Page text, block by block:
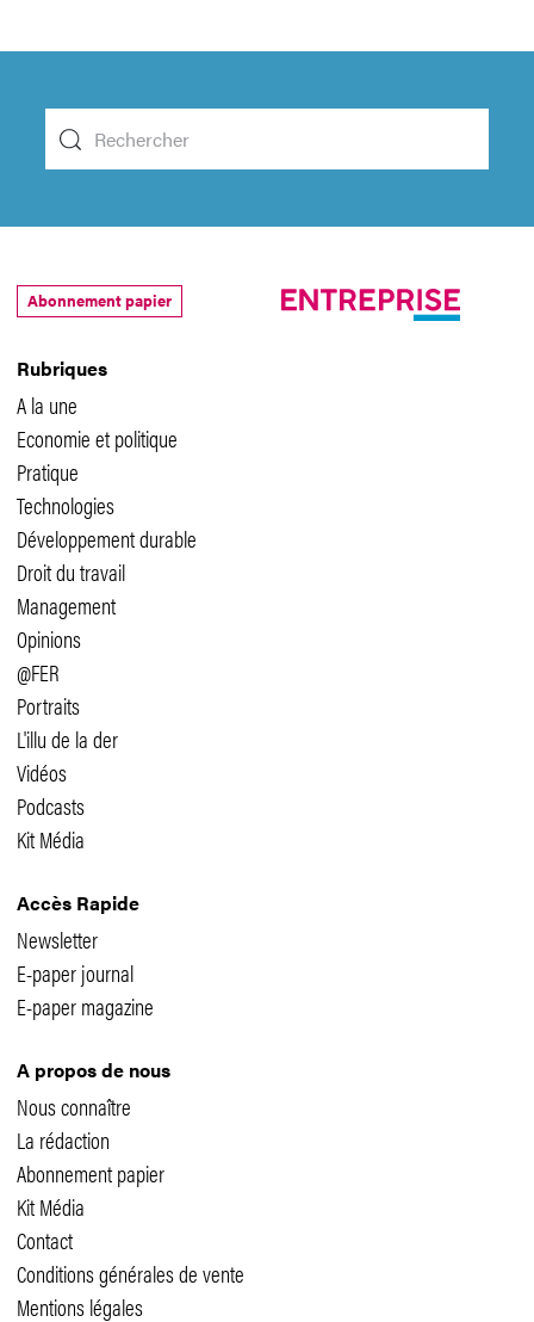
Rubriques
A la une
Economie et politique
Pratique
Technologies
Développement durable
Droit du travail
Management
Opinions
@FER
Portraits
L'illu de la der
Vidéos
Podcasts
Kit Média
Accès Rapide
Newsletter
E-paper journal
E-paper magazine
A propos de nous
Nous connaître
La rédaction
Abonnement papier
Kit Média
Contact
Conditions générales de vente
Mentions légales
Abonnement papier